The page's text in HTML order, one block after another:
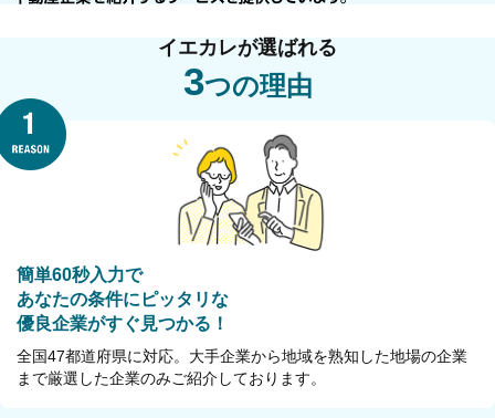
イエカレが選ばれる
3つの理由
簡単60秒入力で
あなたの条件にピッタリな
優良企業がすぐ見つかる！
全国47都道府県に対応。大手企業から地域を熟知した地場の企業
まで厳選した企業のみご紹介しております。